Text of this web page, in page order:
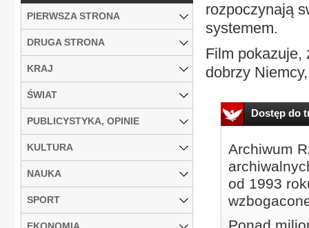
rozpoczynają
systemem.
Film pokazuje,
dobrzy
Dostęp do
Archiwum
od 1993
PIERWSZA STRONA
DRUGA STRONA
KRAJ
ŚWIAT
PUBLICYSTYKA, OPINIE
KULTURA
NAUKA
SPORT
EKONOMIA